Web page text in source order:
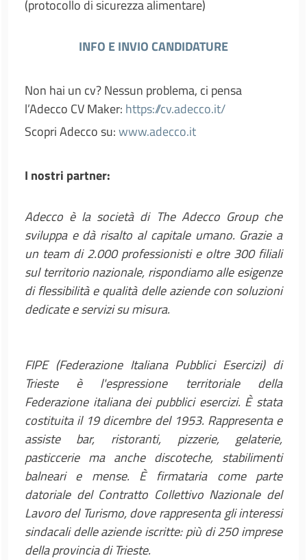
(protocollo di sicurezza alimentare)
INFO E INVIO CANDIDATURE
Non hai un cv? Nessun problema, ci pensa
l’Adecco CV Maker: https://cv.adecco.it/
Scopri Adecco su:www.adecco.it
I nostri partner:
Adecco è la società di The Adecco Group che
sviluppa e dà risalto al capitale umano. Grazie a
un team di 2.000 professionisti e oltre 300 filiali
sul territorio nazionale, rispondiamo alle esigenze
di flessibilità e qualità delle aziende con soluzioni
dedicate e servizi su misura.
FIPE (Federazione Italiana Pubblici Esercizi) di
Trieste è l'espressione territoriale della
Federazione italiana dei pubblici esercizi. È stata
costituita il 19 dicembre del 1953. Rappresenta e
assiste bar, ristoranti, pizzerie, gelaterie,
pasticcerie ma anche discoteche, stabilimenti
balneari e mense. È firmataria come parte
datoriale del Contratto Collettivo Nazionale del
Lavoro del Turismo, dove rappresenta gli interessi
sindacali delle aziende iscritte: più di 250 imprese
della provincia di Trieste.